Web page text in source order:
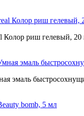
Колор риш гелевый, 20
эмаль